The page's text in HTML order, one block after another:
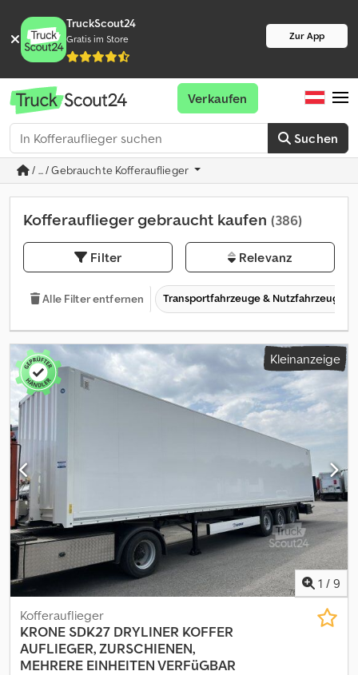
TruckScout24
Gratis im Store Zur App
Suchen
Verkaufen
/ ... / Gebrauchte Kofferauflieger
Kofferauflieger gebraucht kaufen (386)
Filter Relevanz
Alle Filter entfernen Transportfahrzeuge & Nutzfahrzeuge
Kleinanzeige
1 / 9
Kofferauflieger
KRONE SDK27 DRYLINER KOFFER
AUFLIEGER, ZURSCHIENEN,
MEHRERE EINHEITEN VERFüGBAR